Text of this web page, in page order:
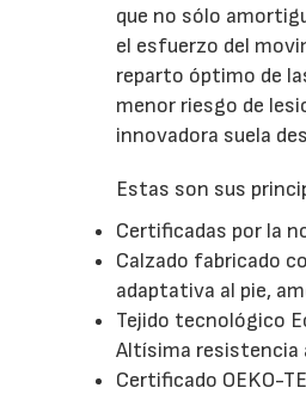
que no sólo
el esfuerzo del
reparto óptimo de
menor riesgo de
innovadora suela
Estas son sus
Certificadas por la
Calzado fabricado
adaptativa al pie,
Tejido tecnológico
Altísima resistencia
Certificado OEKO-